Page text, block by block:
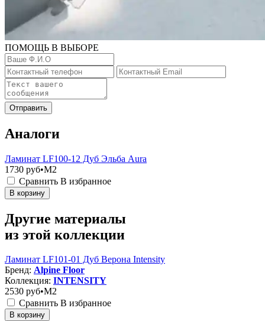
ПОМОЩЬ В ВЫБОРЕ
Отправить
Аналоги
Ламинат LF100-12 Дуб Эльба Aura
1730 руб•M2
Сравнить В избранное
В корзину
Другие материалы
из этой коллекции
Ламинат LF101-01 Дуб Верона Intensity
Бренд: Alpine Floor
Коллекция: INTENSITY
2530 руб•M2
Сравнить В избранное
В корзину